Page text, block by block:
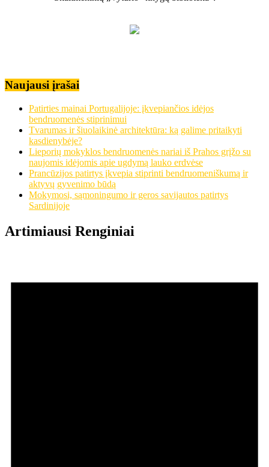
Naujausi įrašai
Patirties mainai Portugalijoje: įkvepiančios idėjos
bendruomenės stiprinimui
Tvarumas ir šiuolaikinė architektūra: ką galime pritaikyti
kasdienybėje?
Lieporių mokyklos bendruomenės nariai iš Prahos grįžo su
naujomis idėjomis apie ugdymą lauko erdvėse
Prancūzijos patirtys įkvepia stiprinti bendruomeniškumą ir
aktyvų gyvenimo būdą
Mokymosi, sąmoningumo ir geros savijautos patirtys
Sardinijoje
Artimiausi Renginiai